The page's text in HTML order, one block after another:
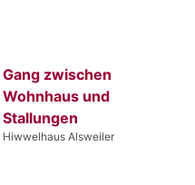
Gang zwischen
Wohnhaus und
Stallungen
Hiwwelhaus Alsweiler